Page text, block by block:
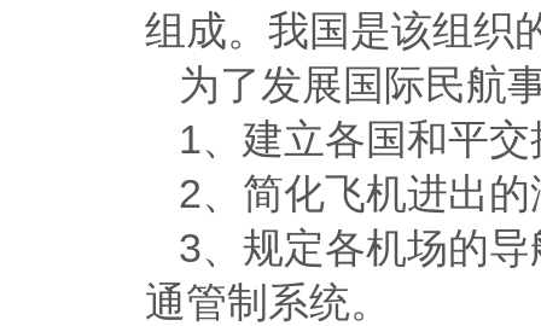
组成。我国是该组织
为了发展国际民航
1、建立各国和平
2、简化飞机进出
3、规定各机场的
通管制系统。